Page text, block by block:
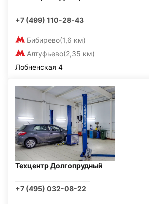
+7 (499) 110-28-43
Бибирево(1,6 км)
Алтуфьево(2,35 км)
Лобненская 4
Техцентр Долгопрудный
+7 (495) 032-08-22